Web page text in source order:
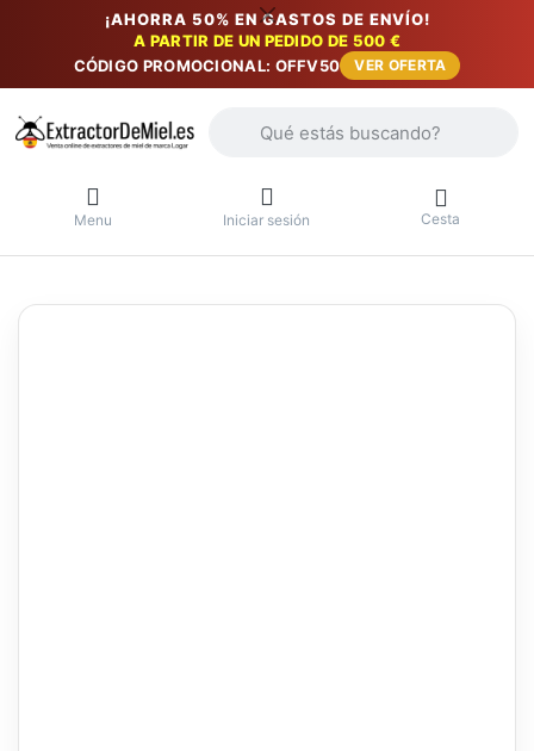
¡AHORRA 50% EN GASTOS DE ENVÍO!
A PARTIR DE UN PEDIDO DE 500 €
CÓDIGO PROMOCIONAL: OFFV50
VER OFERTA
Menu Iniciar sesión Cesta